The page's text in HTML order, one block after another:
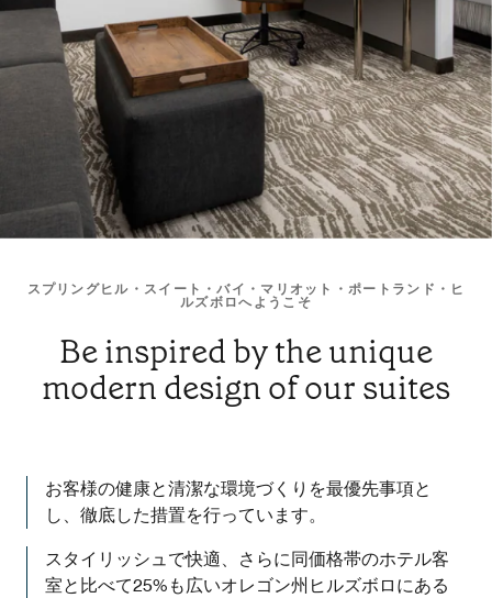
スプリングヒル・スイート・バイ・マリオット・ポートランド・ヒ
ルズボロへようこそ
Be inspired by the unique
modern design of our suites
お客様の健康と清潔な環境づくりを最優先事項と
し、徹底した措置を行っています。
スタイリッシュで快適、さらに同価格帯のホテル客
室と比べて25%も広いオレゴン州ヒルズボロにある